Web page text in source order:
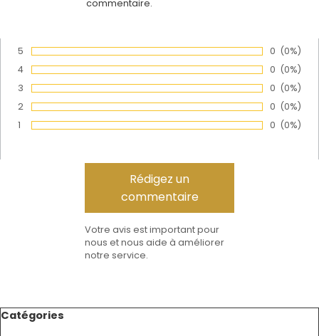
commentaire.
Vote :
5 Nombre
0 (0%)
Vote :
4 Nombre
0 (0%)
Vote :
3 Nombre
0 (0%)
Vote :
2 Nombre
0 (0%)
Vote :
1 Nombre
0 (0%)
Votre avis est important pour
nous et nous aide à améliorer
notre service.
Sauter le bloc Catégories
Catégories